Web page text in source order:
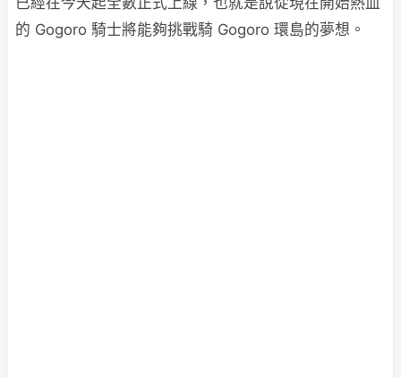
的 Gogoro 騎士將能夠挑戰騎 Gogoro 環島的夢想。